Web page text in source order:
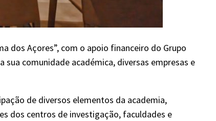
dos Açores”, com o apoio financeiro do Grupo
comunidade académica, diversas empresas e
de diversos elementos da academia,
dos centros de investigação, faculdades e